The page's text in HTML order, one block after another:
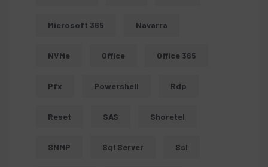
Microsoft 365 Navarra
NVMe Office Office 365
Pfx Powershell Rdp
Reset SAS Shoretel
SNMP Sql Server Ssl